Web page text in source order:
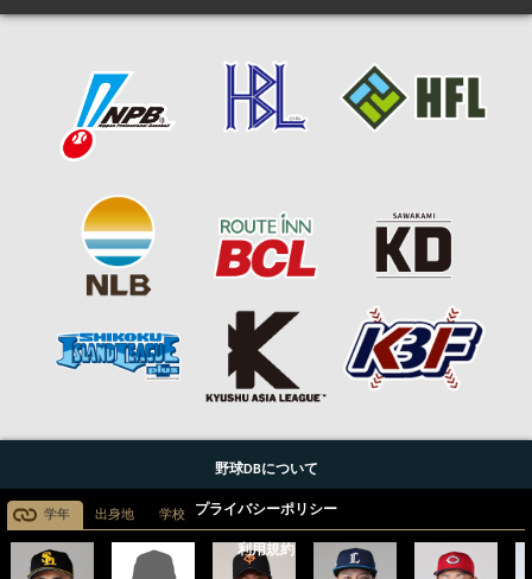
学年 出身地 学校
野球DBについて
プライバシーポリシー
利用規約